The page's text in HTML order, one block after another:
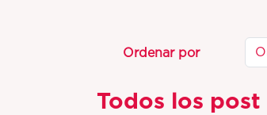
Ordenar por
Todos los post